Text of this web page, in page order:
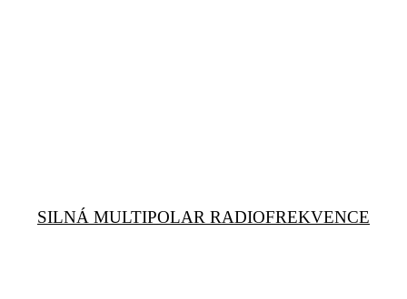
SILNÁ MULTIPOLAR RADIOFREKVENCE